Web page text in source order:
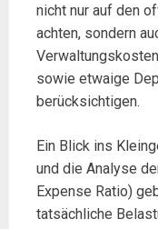
nicht nur auf den
achten, sondern
sowie etwaige
berücksichtigen.
Ein Blick ins
und die Analyse
Expense Ratio)
tatsächliche